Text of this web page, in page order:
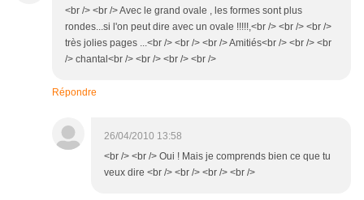
<br /> <br /> Avec le grand ovale , les formes sont plus
rondes...si l'on peut dire avec un ovale !!!!!,<br /> <br /> <br />
très jolies pages ...<br /> <br /> <br /> Amitiés<br /> <br /> <br
/> chantal<br /> <br /> <br /> <br />
Répondre
26/04/2010 13:58
<br /> <br /> Oui ! Mais je comprends bien ce que tu
veux dire <br /> <br /> <br /> <br />